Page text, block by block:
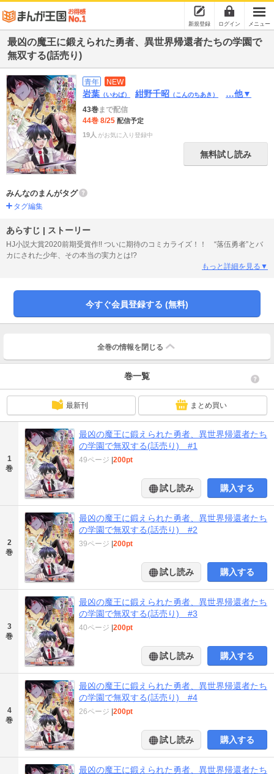
新規登録 ログイン メニュー
最凶の魔王に鍛えられた勇者、異世界帰還者たちの学園で
無双する(話売り)
青年 NEW
岩葉 （いわば） 紺野千昭 （こんのちあき） …他▼
43巻まで配信
44巻 8/25 配信予定
19人 がお気に入り登録中
無料試し読み
みんなのまんがタグ
タグ編集
あらすじ | ストーリー
HJ小説大賞2020前期受賞作!! ついに期待のコミカライズ！！ “落伍勇者”とバ
カにされた少年、その本当の実力とは!?
もっと詳細を見る▼
今すぐ会員登録する (無料)
全巻の情報を 閉じる
巻一覧
最新刊 まとめ買い
1
巻
最凶の魔王に鍛えられた勇者、異世界帰還者たち
の学園で無双する(話売り) #1
49ページ |200pt
試し読み 購入する
2
巻
最凶の魔王に鍛えられた勇者、異世界帰還者たち
の学園で無双する(話売り) #2
39ページ |200pt
試し読み 購入する
3
巻
最凶の魔王に鍛えられた勇者、異世界帰還者たち
の学園で無双する(話売り) #3
40ページ |200pt
試し読み 購入する
4
巻
最凶の魔王に鍛えられた勇者、異世界帰還者たち
の学園で無双する(話売り) #4
26ページ |200pt
試し読み 購入する
最凶の魔王に鍛えられた勇者、異世界帰還者たち